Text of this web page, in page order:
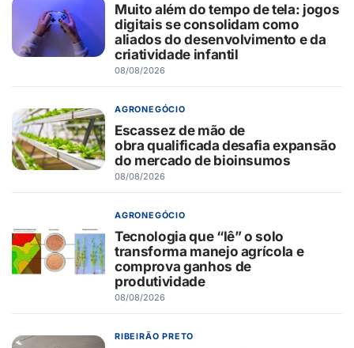
Muito além do tempo de tela: jogos
digitais se consolidam como
aliados do desenvolvimento e da
criatividade infantil
08/08/2026
AGRONEGÓCIO
Escassez de mão de
obra qualificada desafia expansão
do mercado de bioinsumos
08/08/2026
AGRONEGÓCIO
Tecnologia que “lê” o solo
transforma manejo agrícola e
comprova ganhos de
produtividade
08/08/2026
RIBEIRÃO PRETO